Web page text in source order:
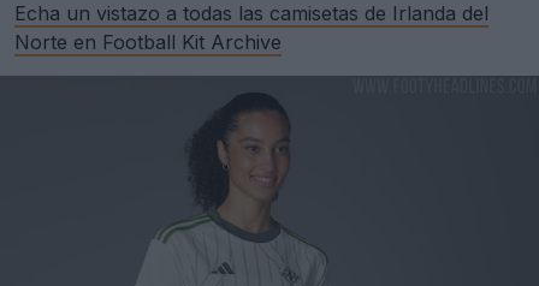
Echa un vistazo a todas las camisetas de Irlanda del
Norte en Football Kit Archive